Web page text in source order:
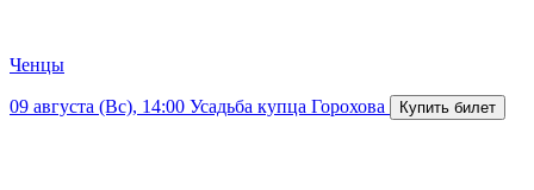
Ченцы
09 августа (Вс), 14:00 Усадьба купца Горохова